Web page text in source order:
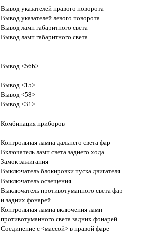
Вывод указателей правого поворота
Вывод указателей левого поворота
Вывод ламп габаритного света
Вывод ламп габаритного света
Вывод <56b>
Вывод <15>
Вывод <58>
Вывод <31>
Комбинация приборов
Контрольная лампа дальнего света фар
Включатель ламп света заднего хода
Замок зажигания
Выключатель блокировки пуска двигателя
Выключатель освещения
Выключатель противотуманного света фар
и задних фонарей
Контрольная лампа включения ламп
противотуманного света задних фонарей
Соединение с <массой> в правой фаре